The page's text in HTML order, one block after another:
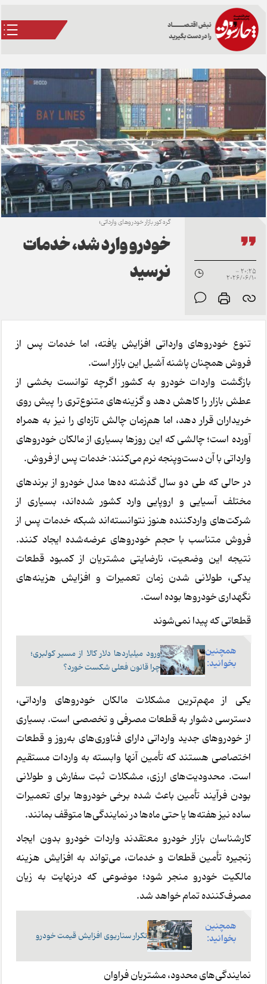
20:25 -
2026/06/10
گره کور بازار خودروهای وارداتی؛
خودرو وارد شد، خدمات
نرسید
تنوع خودروهای وارداتی افزایش یافته، اما خدمات پس از
فروش همچنان پاشنه آشیل این بازار است.
بازگشت واردات خودرو به کشور اگرچه توانست بخشی از
عطش بازار را کاهش دهد و گزینه‌های متنوع‌تری را پیش روی
خریداران قرار دهد، اما هم‌زمان چالش تازه‌ای را نیز به همراه
آورده است؛ چالشی که این روزها بسیاری از مالکان خودروهای
وارداتی با آن دست‌وپنجه نرم می‌کنند: خدمات پس از فروش.
در حالی که طی دو سال گذشته ده‌ها مدل خودرو از برندهای
مختلف آسیایی و اروپایی وارد کشور شده‌اند، بسیاری از
شرکت‌های واردکننده هنوز نتوانسته‌اند شبکه خدمات پس از
فروش متناسب با حجم خودروهای عرضه‌شده ایجاد کنند.
نتیجه این وضعیت، نارضایتی مشتریان از کمبود قطعات
یدکی، طولانی شدن زمان تعمیرات و افزایش هزینه‌های
نگهداری خودروها بوده است.
قطعاتی که پیدا نمی‌شوند
همچنین
بخوانید:
ورود میلیاردها دلار کالا از مسیر کولبری؛
چرا قانون فعلی شکست خورد؟
یکی از مهم‌ترین مشکلات مالکان خودروهای وارداتی،
دسترسی دشوار به قطعات مصرفی و تخصصی است. بسیاری
از خودروهای جدید وارداتی دارای فناوری‌های به‌روز و قطعات
اختصاصی هستند که تأمین آنها وابسته به واردات مستقیم
است. محدودیت‌های ارزی، مشکلات ثبت سفارش و طولانی
بودن فرآیند تأمین باعث شده برخی خودروها برای تعمیرات
ساده نیز هفته‌ها یا حتی ماه‌ها در نمایندگی‌ها متوقف بمانند.
کارشناسان بازار خودرو معتقدند واردات خودرو بدون ایجاد
زنجیره تأمین قطعات و خدمات، می‌تواند به افزایش هزینه
مالکیت خودرو منجر شود؛ موضوعی که درنهایت به زیان
مصرف‌کننده تمام خواهد شد.
همچنین
بخوانید:
تکرار سناریوی افزایش قیمت خودرو
نمایندگی‌های محدود، مشتریان فراوان